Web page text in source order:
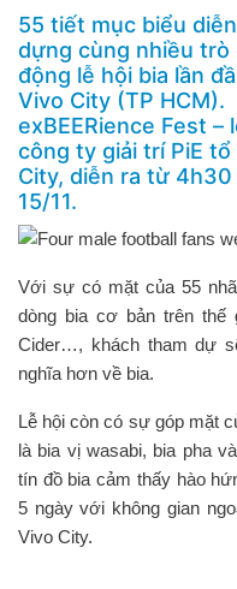
55 tiết mục biểu
dựng cùng nhiều trò
động lễ hội bia lần
Vivo City (TP HCM).
exBEERience Fest
công ty giải trí PiE
City, diễn ra từ 4h30
15/11.
Với sự có mặt của 55
dòng bia cơ bản trên thế
Cider…, khách tham dự
nghĩa hơn về bia.
Lễ hội còn có sự góp mặt
là bia vị wasabi, bia pha
tín đồ bia cảm thấy hào
5 ngày với không gian
Vivo City.